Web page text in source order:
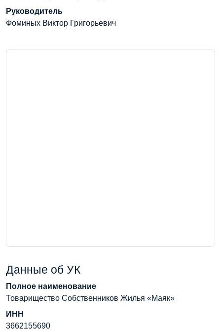
Руководитель
Фоминых Виктор Григорьевич
Данные об УК
Полное наименование
Товарищество Собственников Жилья «Маяк»
ИНН
3662155690